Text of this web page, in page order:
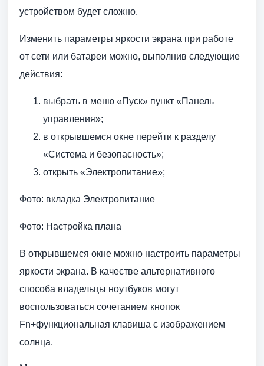
устройством будет сложно.
Изменить параметры яркости экрана при работе
от сети или батареи можно, выполнив следующие
действия:
выбрать в меню «Пуск» пункт «Панель
управления»;
в открывшемся окне перейти к разделу
«Система и безопасность»;
открыть «Электропитание»;
Фото: вкладка Электропитание
Фото: Настройка плана
В открывшемся окне можно настроить параметры
яркости экрана. В качестве альтернативного
способа владельцы ноутбуков могут
воспользоваться сочетанием кнопок
Fn+функциональная клавиша с изображением
солнца.